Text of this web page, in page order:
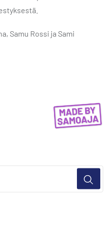
Samu Rossi ja Sami